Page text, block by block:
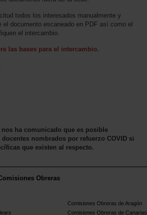
todos los interesados manualmente y
el documento escaneado en PDF así como el
el intercambio.
las bases para el intercambio.
ha comunicado que es posible
nombrados por refuerzo COVID si
que existen al respecto.
Obreras
Comisiones Obreras de Aragón
Comisiones Obreras de Canarias